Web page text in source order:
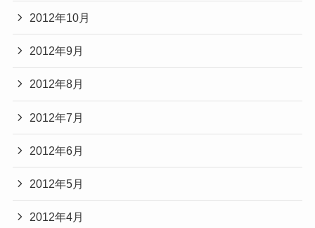
2012年10月
2012年9月
2012年8月
2012年7月
2012年6月
2012年5月
2012年4月